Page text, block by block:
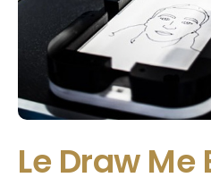
Le Draw Me